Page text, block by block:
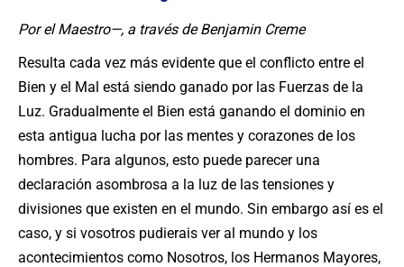
Por el Maestro—, a través de Benjamin Creme
Resulta cada vez más evidente que el conflicto entre el
Bien y el Mal está siendo ganado por las Fuerzas de la
Luz. Gradualmente el Bien está ganando el dominio en
esta antigua lucha por las mentes y corazones de los
hombres. Para algunos, esto puede parecer una
declaración asombrosa a la luz de las tensiones y
divisiones que existen en el mundo. Sin embargo así es el
caso, y si vosotros pudierais ver al mundo y los
acontecimientos como Nosotros, los Hermanos Mayores,